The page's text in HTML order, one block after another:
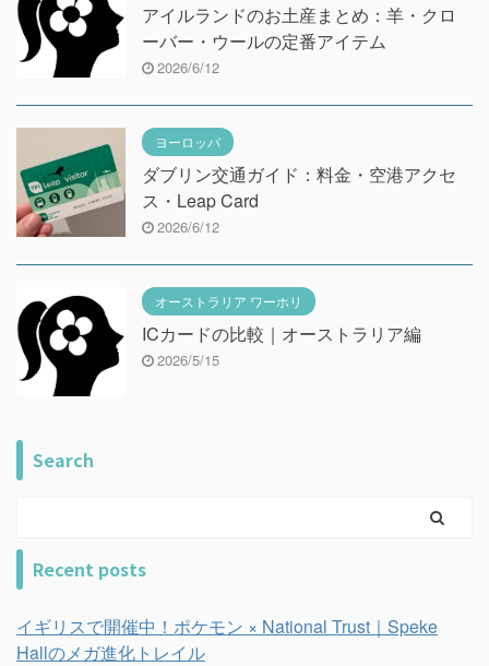
アイルランドのお土産まとめ：羊・クロ
ーバー・ウールの定番アイテム
2026/6/12
ヨーロッパ
ダブリン交通ガイド：料金・空港アクセ
ス・Leap Card
2026/6/12
オーストラリア ワーホリ
ICカードの比較｜オーストラリア編
2026/5/15
Search
Recent posts
イギリスで開催中！ポケモン × National Trust｜Speke
Hallのメガ進化トレイル